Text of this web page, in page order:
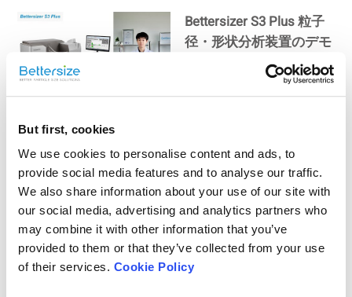
But first, cookies
We use cookies to personalise content and ads, to
provide social media features and to analyse our traffic.
We also share information about your use of our site with
our social media, advertising and analytics partners who
may combine it with other information that you’ve
provided to them or that they’ve collected from your use
of their services. Cookie Policy
Bettersizer S3 Plus 粒子
径・形状分析装置のデモ
ご紹介｜粒子研究を更に
広げる
Bettersizer S3 Plus粒子
径・形状分析装置の基本
原理